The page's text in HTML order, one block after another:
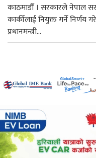
काठमाडौँ । सरकारले नेपाल
कार्कीलाई नियुक्त गर्ने
प्रधानमन्त्री...